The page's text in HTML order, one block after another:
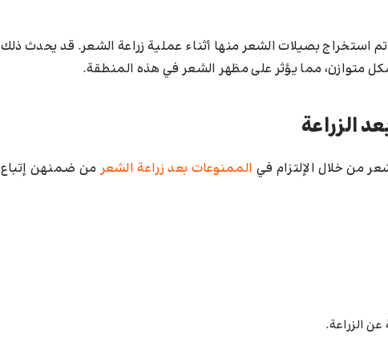
استخراج بصيلات الشعر منها أثناء عملية زراعة الشعر. قد يحدث ذلك
متوازن، مما يؤثر على مظهر الشعر في هذه المنطقة.
الزراعة
من خلال الإلتزام في الممنوعات بعد زراعة الشعر من ضمنهن إتباع
الزراعة.